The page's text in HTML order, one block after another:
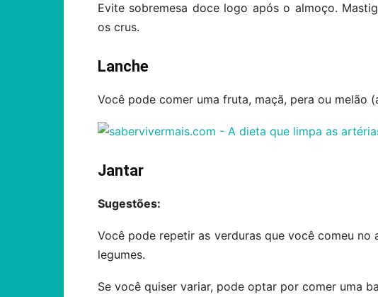
Evite sobremesa doce logo após o almoço.
os crus.
Lanche
Você pode comer uma fruta, maçã, pera ou melão
Jantar
Sugestões:
Você pode repetir as verduras que você comeu
legumes.
Se você quiser variar, pode optar por comer uma